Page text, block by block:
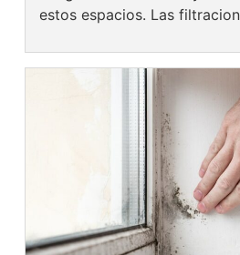
estos espacios. Las